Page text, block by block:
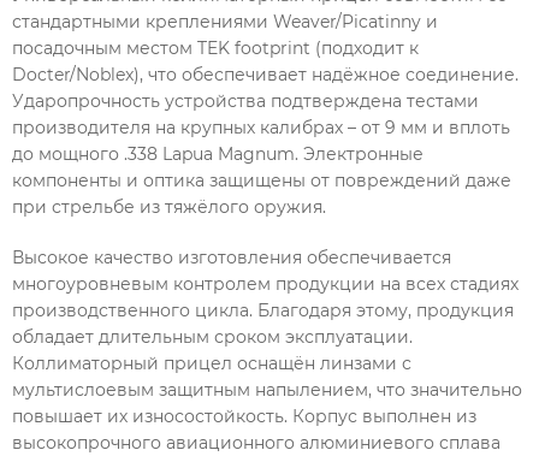
стандартными креплениями Weaver/Picatinny и
посадочным местом TEK footprint (подходит к
Docter/Noblex), что обеспечивает надёжное соединение.
Ударопрочность устройства подтверждена тестами
производителя на крупных калибрах – от 9 мм и вплоть
до мощного .338 Lapua Magnum. Электронные
компоненты и оптика защищены от повреждений даже
при стрельбе из тяжёлого оружия.
Высокое качество изготовления обеспечивается
многоуровневым контролем продукции на всех стадиях
производственного цикла. Благодаря этому, продукция
обладает длительным сроком эксплуатации.
Коллиматорный прицел оснащён линзами с
мультислоевым защитным напылением, что значительно
повышает их износостойкость. Корпус выполнен из
высокопрочного авиационного алюминиевого сплава